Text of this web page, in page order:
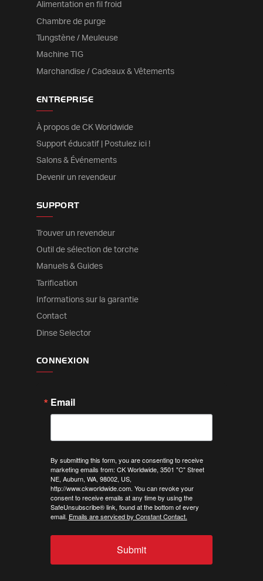
Alimentation en fil froid
Chambre de purge
Tungstène / Meuleuse
Machine TIG
Marchandise / Cadeaux & Vêtements
ENTREPRISE
À propos de CK Worldwide
Support éducatif | Postulez ici !
Salons & Événements
Devenir un revendeur
SUPPORT
Trouver un revendeur
Outil de sélection de torche
Manuels & Guides
Tarification
Informations sur la garantie
Contact
Dinse Selector
CONNEXION
Email
By submitting this form, you are consenting to receive
marketing emails from: CK Worldwide, 3501 "C" Street
NE, Auburn, WA, 98002, US,
http://www.ckworldwide.com. You can revoke your
consent to receive emails at any time by using the
SafeUnsubscribe® link, found at the bottom of every
email. Emails are serviced by Constant Contact.
Submit